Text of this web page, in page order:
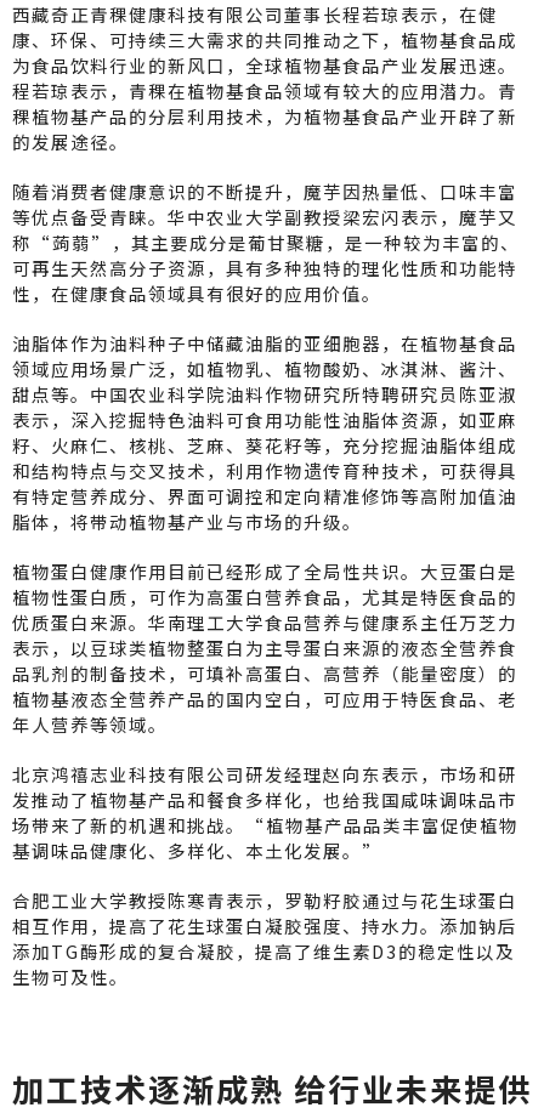
西藏奇正青稞健康科技有限公司董事长程若琼表示，在健
康、环保、可持续三大需求的共同推动之下，植物基食品成
为食品饮料行业的新风口，全球植物基食品产业发展迅速。
程若琼表示，青稞在植物基食品领域有较大的应用潜力。青
稞植物基产品的分层利用技术，为植物基食品产业开辟了新
的发展途径。
随着消费者健康意识的不断提升，魔芋因热量低、口味丰富
等优点备受青睐。华中农业大学副教授梁宏闪表示，魔芋又
称“蒟蒻”，其主要成分是葡甘聚糖，是一种较为丰富的、
可再生天然高分子资源，具有多种独特的理化性质和功能特
性，在健康食品领域具有很好的应用价值。
油脂体作为油料种子中储藏油脂的亚细胞器，在植物基食品
领域应用场景广泛，如植物乳、植物酸奶、冰淇淋、酱汁、
甜点等。中国农业科学院油料作物研究所特聘研究员陈亚淑
表示，深入挖掘特色油料可食用功能性油脂体资源，如亚麻
籽、火麻仁、核桃、芝麻、葵花籽等，充分挖掘油脂体组成
和结构特点与交叉技术，利用作物遗传育种技术，可获得具
有特定营养成分、界面可调控和定向精准修饰等高附加值油
脂体，将带动植物基产业与市场的升级。
植物蛋白健康作用目前已经形成了全局性共识。大豆蛋白是
植物性蛋白质，可作为高蛋白营养食品，尤其是特医食品的
优质蛋白来源。华南理工大学食品营养与健康系主任万芝力
表示，以豆球类植物整蛋白为主导蛋白来源的液态全营养食
品乳剂的制备技术，可填补高蛋白、高营养（能量密度）的
植物基液态全营养产品的国内空白，可应用于特医食品、老
年人营养等领域。
北京鸿禧志业科技有限公司研发经理赵向东表示，市场和研
发推动了植物基产品和餐食多样化，也给我国咸味调味品市
场带来了新的机遇和挑战。“植物基产品品类丰富促使植物
基调味品健康化、多样化、本土化发展。”
合肥工业大学教授陈寒青表示，罗勒籽胶通过与花生球蛋白
相互作用，提高了花生球蛋白凝胶强度、持水力。添加钠后
添加TG酶形成的复合凝胶，提高了维生素D3的稳定性以及
生物可及性。
加工技术逐渐成熟 给行业未来提供